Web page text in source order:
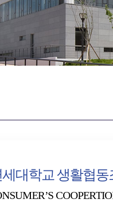
세대학교 생활협